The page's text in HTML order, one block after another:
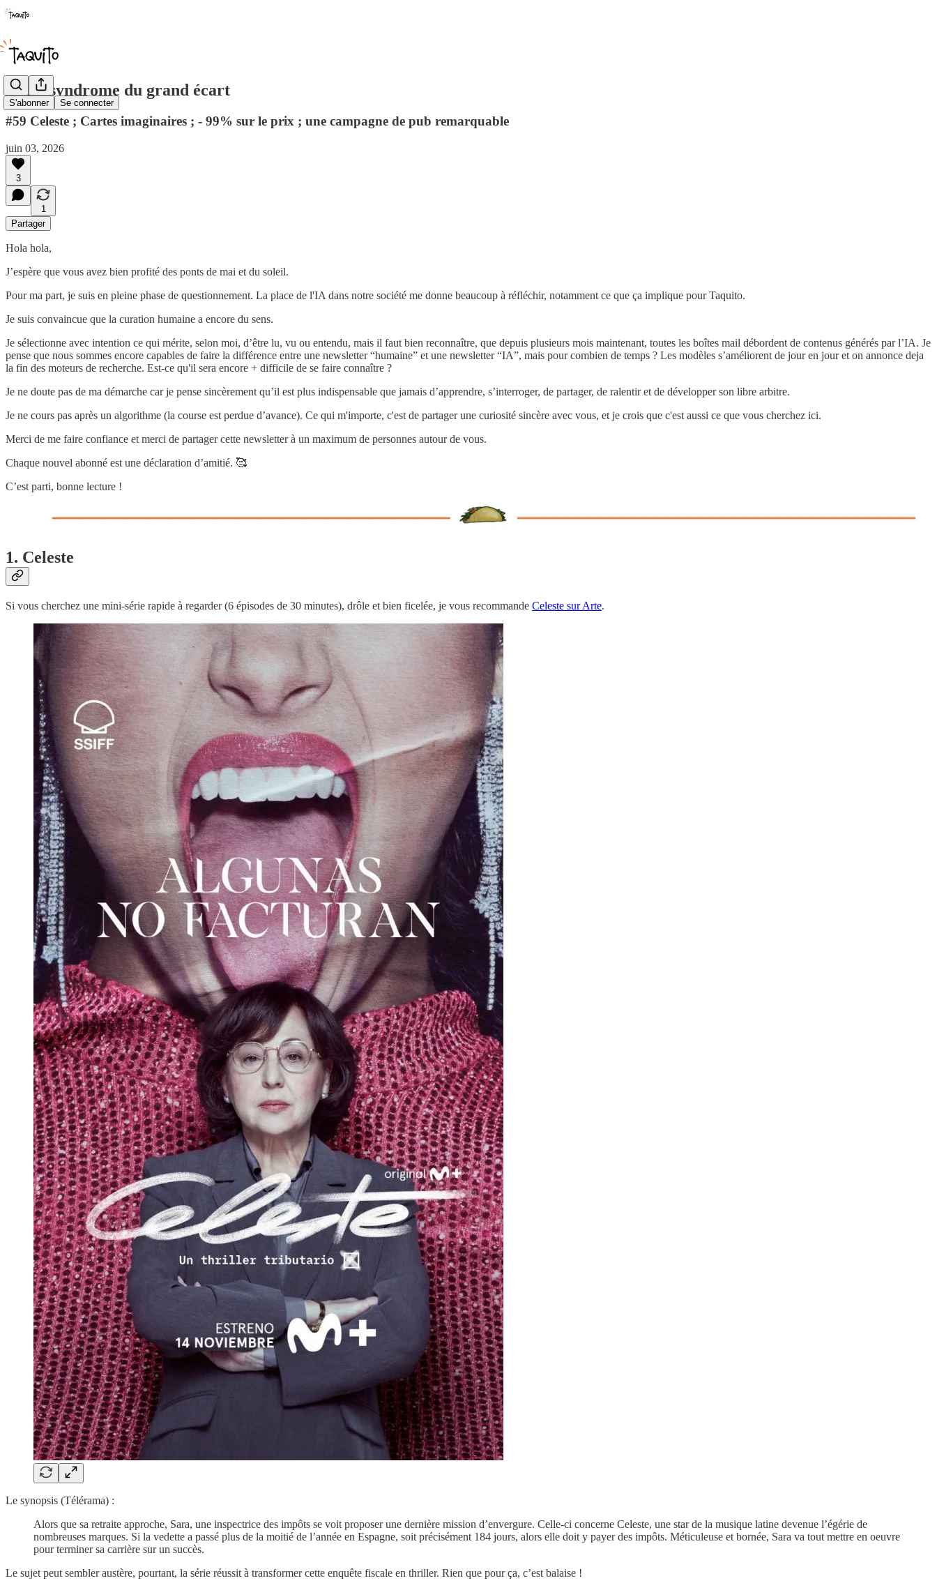
S'abonner Se connecter
🌮 Le syndrome du grand écart
#59 Celeste ; Cartes imaginaires ; - 99% sur le prix ; une campagne de pub remarquable
juin 03, 2026
3
1
Partager
Hola hola,
J’espère que vous avez bien profité des ponts de mai et du soleil.
Pour ma part, je suis en pleine phase de questionnement. La place de l'IA dans notre société me donne beaucoup à réfléchir, notamment ce que ça implique pour Taquito.
Je suis convaincue que la curation humaine a encore du sens.
Je sélectionne avec intention ce qui mérite, selon moi, d’être lu, vu ou entendu, mais il faut bien reconnaître, que depuis plusieurs mois maintenant, toutes les boîtes mail débordent de contenus générés par l’IA. Je
pense que nous sommes encore capables de faire la différence entre une newsletter “humaine” et une newsletter “IA”, mais pour combien de temps ? Les modèles s’améliorent de jour en jour et on annonce deja
la fin des moteurs de recherche. Est-ce qu'il sera encore + difficile de se faire connaître ?
Je ne doute pas de ma démarche car je pense sincèrement qu’il est plus indispensable que jamais d’apprendre, s’interroger, de partager, de ralentir et de développer son libre arbitre.
Je ne cours pas après un algorithme (la course est perdue d’avance). Ce qui m'importe, c'est de partager une curiosité sincère avec vous, et je crois que c'est aussi ce que vous cherchez ici.
Merci de me faire confiance et merci de partager cette newsletter à un maximum de personnes autour de vous.
Chaque nouvel abonné est une déclaration d’amitié. 🥰
C’est parti, bonne lecture !
1. Celeste
Si vous cherchez une mini-série rapide à regarder (6 épisodes de 30 minutes), drôle et bien ficelée, je vous recommande Celeste sur Arte.
Le synopsis (Télérama) :
Alors que sa retraite approche, Sara, une inspectrice des impôts se voit proposer une dernière mission d’envergure. Celle-ci concerne Celeste, une star de la musique latine devenue l’égérie de
nombreuses marques. Si la vedette a passé plus de la moitié de l’année en Espagne, soit précisément 184 jours, alors elle doit y payer des impôts. Méticuleuse et bornée, Sara va tout mettre en oeuvre
pour terminer sa carrière sur un succès.
Le sujet peut sembler austère, pourtant, la série réussit à transformer cette enquête fiscale en thriller. Rien que pour ça, c’est balaise !